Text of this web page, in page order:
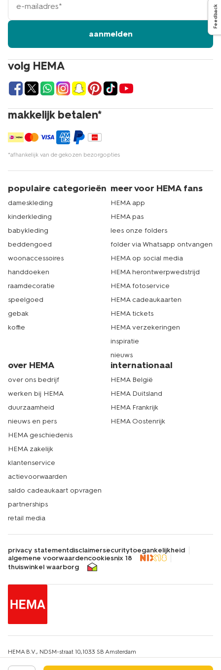
volg HEMA
makkelijk betalen*
*afhankelijk van de gekozen bezorgopties
mailadres
aanmelden
populaire categorieën
dameskleding
kinderkleding
babykleding
beddengoed
woonaccessoires
handdoeken
raamdecoratie
speelgoed
gebak
koffie
meer voor HEMA fans
HEMA app
HEMA pas
lees onze folders
folder via Whatsapp ontvangen
HEMA op social media
HEMA herontwerpwedstrijd
HEMA fotoservice
HEMA cadeaukaarten
HEMA tickets
HEMA verzekeringen
inspiratie
nieuws
over HEMA
over ons bedrijf
werken bij HEMA
duurzaamheid
nieuws en pers
HEMA geschiedenis
HEMA zakelijk
klantenservice
actievoorwaarden
saldo cadeaukaart opvragen
partnerships
retail media
internationaal
HEMA België
HEMA Duitsland
HEMA Frankrijk
HEMA Oostenrijk
privacy statementdisclaimersecuritytoegankelijkheid
algemene voorwaardencookiesnix 18
thuiswinkel waarborg
HEMA B.V., NDSM-straat 10,1033 SB Amsterdam
KvK-nummer: 34215639
IBAN: HEMA NL67INGB0651607663
Feedback